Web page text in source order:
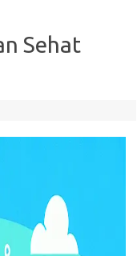
Sehat